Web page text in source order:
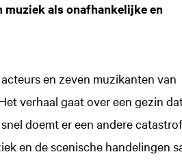
muziek als onafhankelijke en
en zeven muzikanten van
verhaal gaat over een gezin
doemt er een andere
en de scenische handelingen